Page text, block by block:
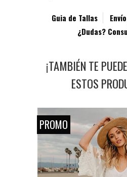
Guia de Tallas
¿Dudas?
¡TAMBIÉN TE
ESTOS
PROMO